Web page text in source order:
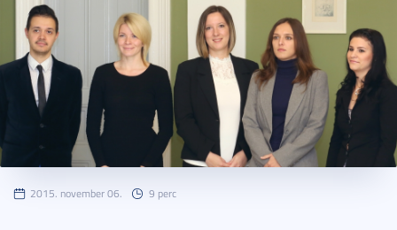
2015. november 06. 9 perc